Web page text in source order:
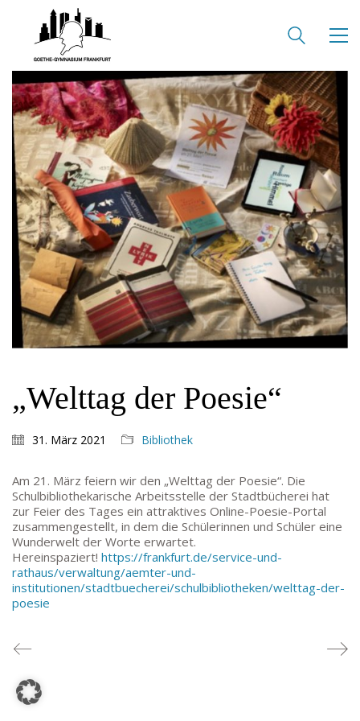
„Welttag der Poesie“
31. März 2021 Bibliothek
Am 21. März feiern wir den „Welttag der Poesie“. Die
Schulbibliothekarische Arbeitsstelle der Stadtbücherei hat
zur Feier des Tages ein attraktives Online-Poesie-Portal
zusammengestellt, in dem die Schülerinnen und Schüler eine
Wunderwelt der Worte erwartet.
Hereinspaziert! https://frankfurt.de/service-und-
rathaus/verwaltung/aemter-und-
institutionen/stadtbuecherei/schulbibliotheken/welttag-der-
poesie
Silke Neugebauer, Jonas Lehmann
Mo bis Fr 8:00 – 14:00 Uhr
TEL:069-212 – 369 44
TEL: 069-212 – 335 25
MAIL:
poststelle.goethe-gymnasium@stadt-frankfurt.de
DEPENDANCE
Beethovenstraße 8-10
60325 Frankfurt am Main
SEKRETARIAT AUßENSTELLE
Melanie Jakob, Angela Thönissen
Mo – DO: 8:30 – 13:30 Uhr
Fr: 9:30 – 13:30 Uhr
SCHULLEITUNG
stellv. Schulleitung: nn
Studienleiter:Marco Penirschke (StD)
Erweiterte Schulleitung:Hans-Dieter Bunger (StD),
Anette Reifenberg (StD’n), Elke Heidl-Charmillon
(StD’n)
© Goethe-Gymnasium 2025